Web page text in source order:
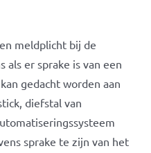
meldplicht bij de
als er sprake is van een
gedacht worden aan
diefstal van
sprake te zijn van het